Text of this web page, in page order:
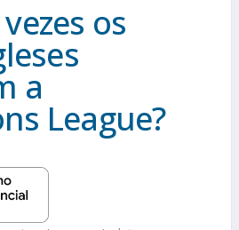
os
a
League?